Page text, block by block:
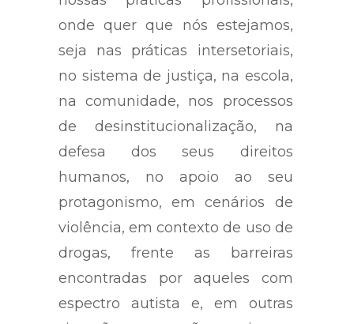
onde quer que nós estejamos,
seja nas práticas intersetoriais,
no sistema de justiça, na escola,
na comunidade, nos processos
de desinstitucionalização, na
defesa dos seus direitos
humanos, no apoio ao seu
protagonismo, em cenários de
violência, em contexto de uso de
drogas, frente as barreiras
encontradas por aqueles com
espectro autista e, em outras